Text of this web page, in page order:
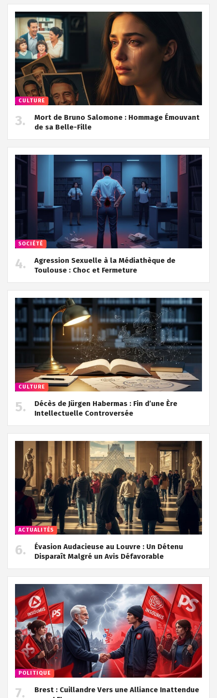
CULTURE
Mort de Bruno Salomone : Hommage Émouvant
de sa Belle-Fille
SOCIÉTÉ
Agression Sexuelle à la Médiathèque de
Toulouse : Choc et Fermeture
CULTURE
Décès de Jürgen Habermas : Fin d’une Ère
Intellectuelle Controversée
ACTUALITÉS
Évasion Audacieuse au Louvre : Un Détenu
Disparaît Malgré un Avis Défavorable
POLITIQUE
Brest : Cuillandre Vers une Alliance Inattendue